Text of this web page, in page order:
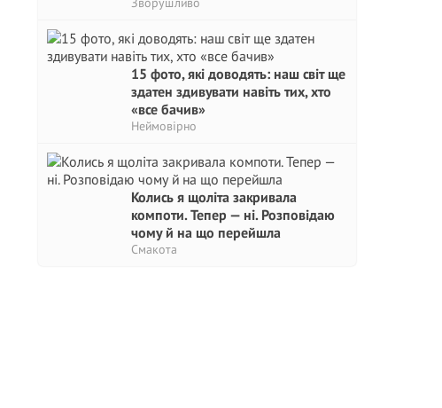
15 фото, які доводять: наш світ ще
здатен здивувати навіть тих, хто
«все бачив»
Неймовірно
Колись я щоліта закривала
компоти. Тепер — ні. Розповідаю
чому й на що перейшла
Смакота